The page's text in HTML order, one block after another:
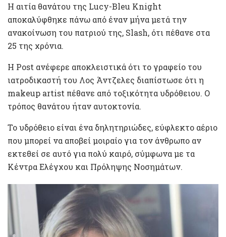
Η αιτία θανάτου της Lucy-Bleu Knight
αποκαλύφθηκε πάνω από έναν μήνα μετά την
ανακοίνωση του πατριού της, Slash, ότι πέθανε στα
25 της χρόνια.
Η Post ανέφερε αποκλειστικά ότι το γραφείο του
ιατροδικαστή του Λος Άντζελες διαπίστωσε ότι η
makeup artist πέθανε από τοξικότητα υδρόθειου. Ο
τρόπος θανάτου ήταν αυτοκτονία.
Το υδρόθειο είναι ένα δηλητηριώδες, εύφλεκτο αέριο
που μπορεί να αποβεί μοιραίο για τον άνθρωπο αν
εκτεθεί σε αυτό για πολύ καιρό, σύμφωνα με τα
Κέντρα Ελέγχου και Πρόληψης Νοσημάτων.